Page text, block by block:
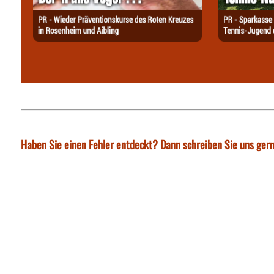
Haben Sie einen Fehler entdeckt? Dann schreiben Sie uns